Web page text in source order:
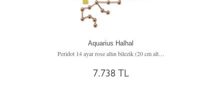
Aquarius Halhal
Peridot 14 ayar rose altın bilezik (20 cm altın rolo zincir)
7.738 TL